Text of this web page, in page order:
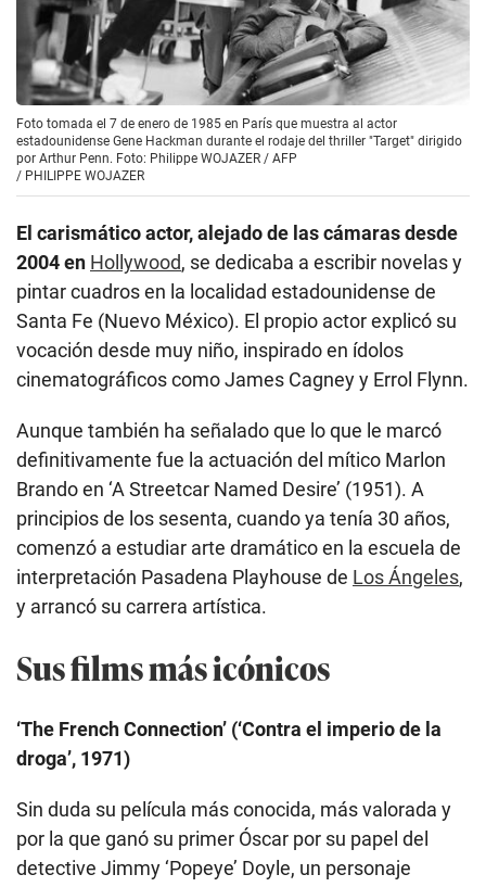
Foto tomada el 7 de enero de 1985 en París que muestra al actor
estadounidense Gene Hackman durante el rodaje del thriller "Target" dirigido
por Arthur Penn. Foto: Philippe WOJAZER / AFP
/ PHILIPPE WOJAZER
El carismático actor, alejado de las cámaras desde
2004 en Hollywood, se dedicaba a escribir novelas y
pintar cuadros en la localidad estadounidense de
Santa Fe (Nuevo México). El propio actor explicó su
vocación desde muy niño, inspirado en ídolos
cinematográficos como James Cagney y Errol Flynn.
Aunque también ha señalado que lo que le marcó
definitivamente fue la actuación del mítico Marlon
Brando en ‘A Streetcar Named Desire’ (1951). A
principios de los sesenta, cuando ya tenía 30 años,
comenzó a estudiar arte dramático en la escuela de
interpretación Pasadena Playhouse de Los Ángeles,
y arrancó su carrera artística.
Sus films más icónicos
‘The French Connection’ (‘Contra el imperio de la
droga’, 1971)
Sin duda su película más conocida, más valorada y
por la que ganó su primer Óscar por su papel del
detective Jimmy ‘Popeye’ Doyle, un personaje